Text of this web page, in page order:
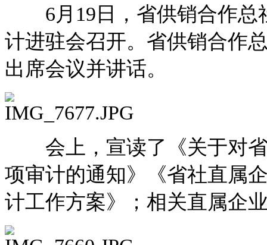
6月19日，省供销合作总
计进驻会召开。省供销合作
出席会议并讲话。
会上，宣读了《关于对省
项审计的通知》《省社直属
计工作方案》；相关直属企